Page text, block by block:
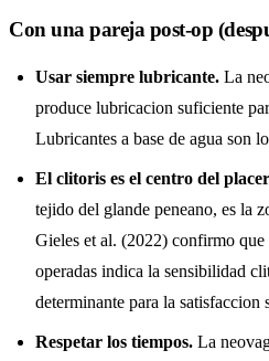
Con una pareja post-op
Usar siempre lubricante. La
produce lubricacion suficiente
Lubricantes a base de agua son
El clitoris es el centro del
tejido del glande peneano, es la
Gieles et al. (2022) confirmo
operadas indica la sensibilidad
determinante para la satisfaccion
Respetar los tiempos. La